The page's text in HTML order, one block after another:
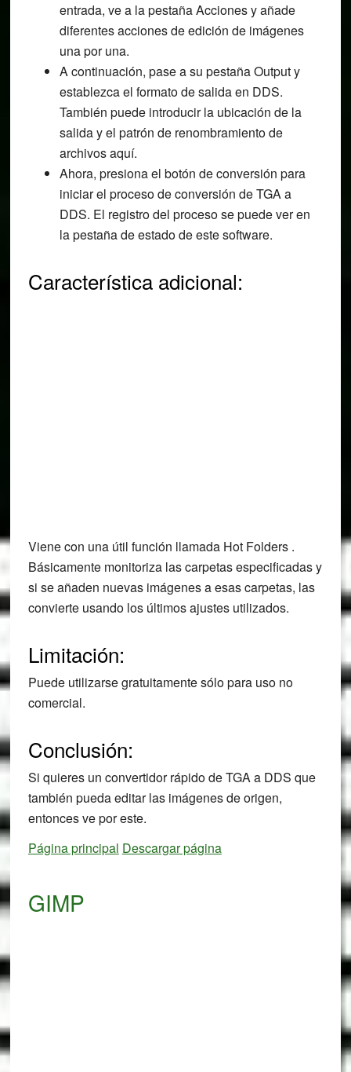
entrada, ve a la pestaña Acciones y añade
diferentes acciones de edición de imágenes
una por una.
A continuación, pase a su pestaña Output y
establezca el formato de salida en DDS.
También puede introducir la ubicación de la
salida y el patrón de renombramiento de
archivos aquí.
Ahora, presiona el botón de conversión para
iniciar el proceso de conversión de TGA a
DDS. El registro del proceso se puede ver en
la pestaña de estado de este software.
Característica adicional:
Viene con una útil función llamada Hot Folders .
Básicamente monitoriza las carpetas especificadas y
si se añaden nuevas imágenes a esas carpetas, las
convierte usando los últimos ajustes utilizados.
Limitación:
Puede utilizarse gratuitamente sólo para uso no
comercial.
Conclusión:
Si quieres un convertidor rápido de TGA a DDS que
también pueda editar las imágenes de origen,
entonces ve por este.
Página principal Descargar página
GIMP